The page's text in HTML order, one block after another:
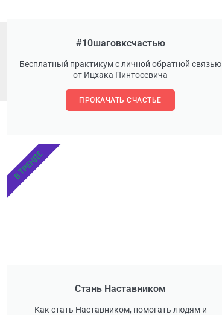
#10шаговксчастью
Бесплатный практикум с личной обратной связью
от Ицхака Пинтосевича
ПРОКАЧАТЬ СЧАСТЬЕ
Стань Наставником
Как стать Наставником, помогать людям и
В ТРЕНДЕ